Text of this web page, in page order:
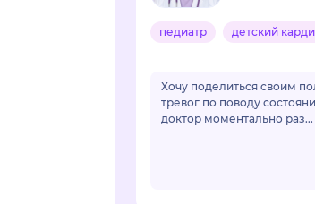
педиатр детский
Хочу поделиться своим
тревог по поводу
доктор моментально раз...